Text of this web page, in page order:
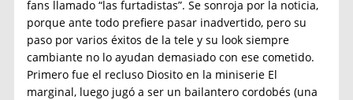
fans llamado “las furtadistas”. Se sonroja por la noticia,
porque ante todo prefiere pasar inadvertido, pero su
paso por varios éxitos de la tele y su look siempre
cambiante no lo ayudan demasiado con ese cometido.
Primero fue el recluso Diosito en la miniserie El
marginal, luego jugó a ser un bailantero cordobés (una